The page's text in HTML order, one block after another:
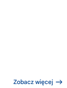
Zobacz więcej